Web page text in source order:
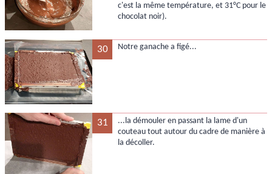
c'est la même température, et 31°C pour le
chocolat noir).
30 Notre ganache a figé...
31
...la démouler en passant la lame d'un
couteau tout autour du cadre de manière à
la décoller.